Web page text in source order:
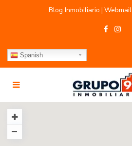
Blog Inmobiliario | Webmail
Spanish